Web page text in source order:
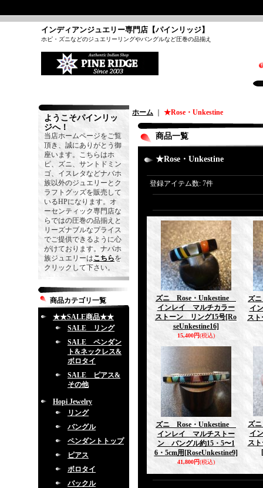
インディアンジュエリー専門店【パインリッジ】
ホピ・ズニなどのジュエリーリングやバングルなど圧巻の品揃え
ようこそパインリッ
ジへ！
当店ホームページをご覧
頂き、誠にありがとう御
座います。こちらはホ
ピ、ズニ、サントドミン
ゴ、イスレタなどナバホ
族以外のジュエリーとク
ラフトグッズを販売して
いるHPになります。オ
ーセンティック専門店な
らではの圧巻の品揃えと
リーズナブルなプライス
でご提供できるように心
がけております。ナバホ
族ジュエリーはこちらを
クリックして下さい。
商品カテゴリ一覧
★★SALE商品★★
SALE リング
SALE ペンダン
ト&ネックレス&
ボロタイ
SALE ピアス&
その他
Hopi Jewelry
リング
バングル
ペンダントトップ
ピアス
ボロタイ
バックル
ホーム ★Rose・Unkestine
商品一覧
★Rose・Unkestine
登録アイテム数: 7件
ズニ Rose・Unkestine
インレイ マルチカラー
ストーン リング15号[Ro
seUnkestine16]
15,400円(税込)
ズ
イ
ス
ズニ Rose・Unkestine
インレイ マルチストー
ン バングル約15・5〜1
6・5cm用 [RoseUnkestine9]
41,800円(税込)
ズ
イ
ス